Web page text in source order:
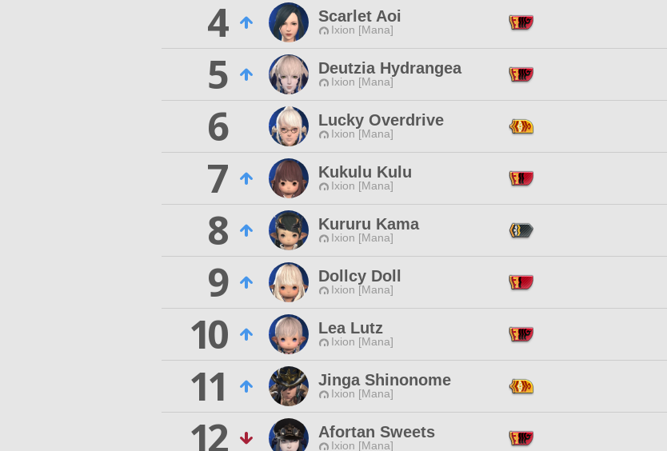
4
Scarlet Aoi
Ixion [Mana]
5
Deutzia Hydrangea
Ixion [Mana]
6
Lucky Overdrive
Ixion [Mana]
7
Kukulu Kulu
Ixion [Mana]
8
Kururu Kama
Ixion [Mana]
9
Dollcy Doll
Ixion [Mana]
10
Lea Lutz
Ixion [Mana]
11
Jinga Shinonome
Ixion [Mana]
12
Afortan Sweets
Ixion [Mana]